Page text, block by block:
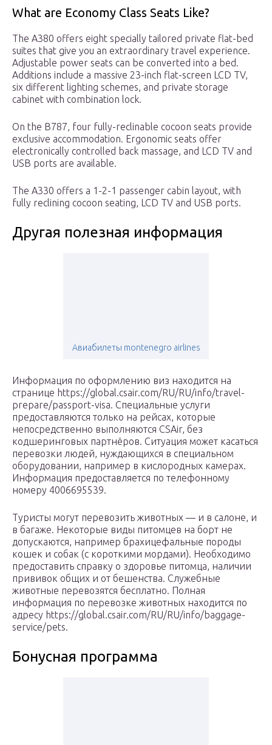
What are Economy Class Seats Like?
The A380 offers eight specially tailored private flat-bed
suites that give you an extraordinary travel experience.
Adjustable power seats can be converted into a bed.
Additions include a massive 23-inch flat-screen LCD TV,
six different lighting schemes, and private storage
cabinet with combination lock.
On the B787, four fully-reclinable cocoon seats provide
exclusive accommodation. Ergonomic seats offer
electronically controlled back massage, and LCD TV and
USB ports are available.
The A330 offers a 1-2-1 passenger cabin layout, with
fully reclining cocoon seating, LCD TV and USB ports.
Другая полезная информация
Авиабилеты montenegro airlines
Информация по оформлению виз находится на
странице https://global.csair.com/RU/RU/info/travel-
prepare/passport-visa. Специальные услуги
предоставляются только на рейсах, которые
непосредственно выполняются CSAir, без
кодшеринговых партнёров. Ситуация может касаться
перевозки людей, нуждающихся в специальном
оборудовании, например в кислородных камерах.
Информация предоставляется по телефонному
номеру 4006695539.
Туристы могут перевозить животных — и в салоне, и
в багаже. Некоторые виды питомцев на борт не
допускаются, например брахицефальные породы
кошек и собак (с короткими мордами). Необходимо
предоставить справку о здоровье питомца, наличии
прививок общих и от бешенства. Служебные
животные перевозятся бесплатно. Полная
информация по перевозке животных находится по
адресу https://global.csair.com/RU/RU/info/baggage-
service/pets.
Бонусная программа